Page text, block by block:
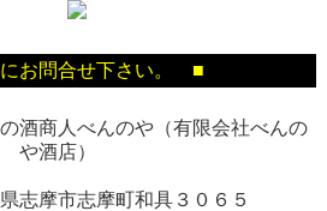
お問合せ下さい。 ■
酒商人べんのや（有限会社べんの
や酒店）
志摩市志摩町和具３０６５